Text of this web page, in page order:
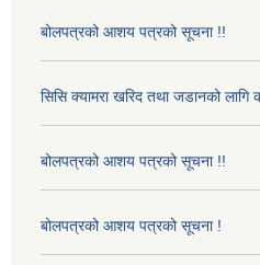
बोलपत्रको आशय पत्रको सूचना !!
सिसि क्यामरा खरिद तथा जडानको
बोलपत्रको आशय पत्रको सूचना !!
बोलपत्रको आशय पत्रको सूचना !